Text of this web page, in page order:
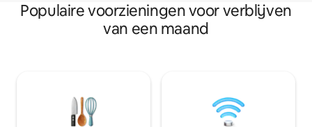
Populaire voorzieningen voor verblijven
van een maand